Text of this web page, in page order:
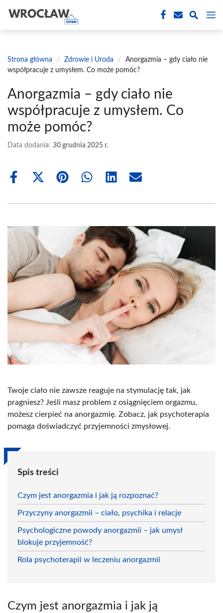
treści
Strona główna / Zdrowie i Uroda /
Anorgazmia – gdy ciało nie
współpracuje z umysłem. Co może pomóc?
Anorgazmia – gdy ciało nie
współpracuje z umysłem. Co
może pomóc?
Data dodania: 30 grudnia 2025 r.
Share
Share
(Twitter)
Share Share Share Share
Twoje ciało nie zawsze reaguje na stymulację tak, jak
pragniesz? Jeśli masz problem z osiągnięciem orgazmu,
możesz cierpieć na anorgazmię. Zobacz, jak psychoterapia
pomaga doświadczyć przyjemności zmysłowej.
Spis treści
Czym jest anorgazmia i jak ją rozpoznać?
Przyczyny anorgazmii – ciało, psychika i relacje
Psychologiczne powody anorgazmii – jak umysł
blokuje przyjemność?
Rola psychoterapii w leczeniu anorgazmii
Czym jest anorgazmia i jak ją